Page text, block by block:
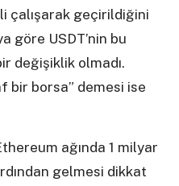
çalışarak geçirildiğini
göre USDT’nin bu
değişiklik olmadı.
bir borsa” demesi ise
ağında 1 milyar
gelmesi dikkat